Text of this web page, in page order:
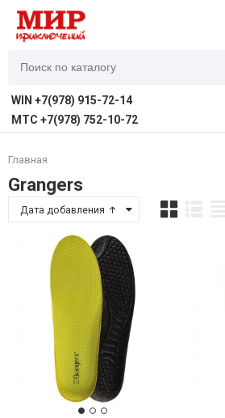
WIN +7(978) 915-72-14
MTC +7(978) 752-10-72
Главная
Grangers
Дата добавления